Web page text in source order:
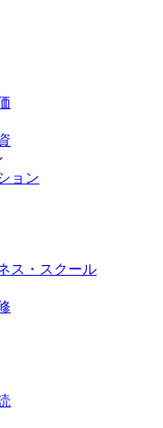
ョン
ス・スクール